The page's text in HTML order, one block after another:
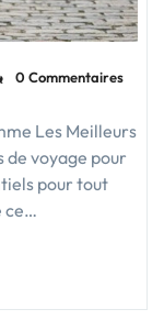
0 Commentaires
Les Meilleurs
de voyage pour
pour tout
ce…